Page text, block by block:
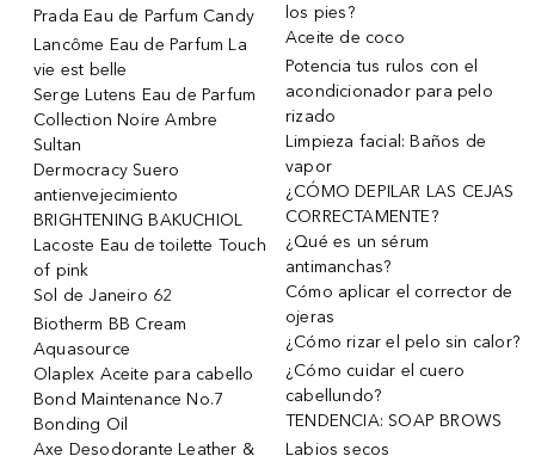
Prada Eau de Parfum Candy
Lancôme Eau de Parfum La
vie est belle
Serge Lutens Eau de Parfum
Collection Noire Ambre
Sultan
Dermocracy Suero
antienvejecimiento
BRIGHTENING BAKUCHIOL
Lacoste Eau de toilette Touch
of pink
Sol de Janeiro 62
Biotherm BB Cream
Aquasource
Olaplex Aceite para cabello
Bond Maintenance No.7
Bonding Oil
Axe Desodorante Leather &
los pies?
Aceite de coco
Potencia tus rulos con el
acondicionador para pelo
rizado
Limpieza facial: Baños de
vapor
¿CÓMO DEPILAR LAS CEJAS
CORRECTAMENTE?
¿Qué es un sérum
antimanchas?
Cómo aplicar el corrector de
ojeras
¿Cómo rizar el pelo sin calor?
¿Cómo cuidar el cuero
cabellundo?
TENDENCIA: SOAP BROWS
Labios secos